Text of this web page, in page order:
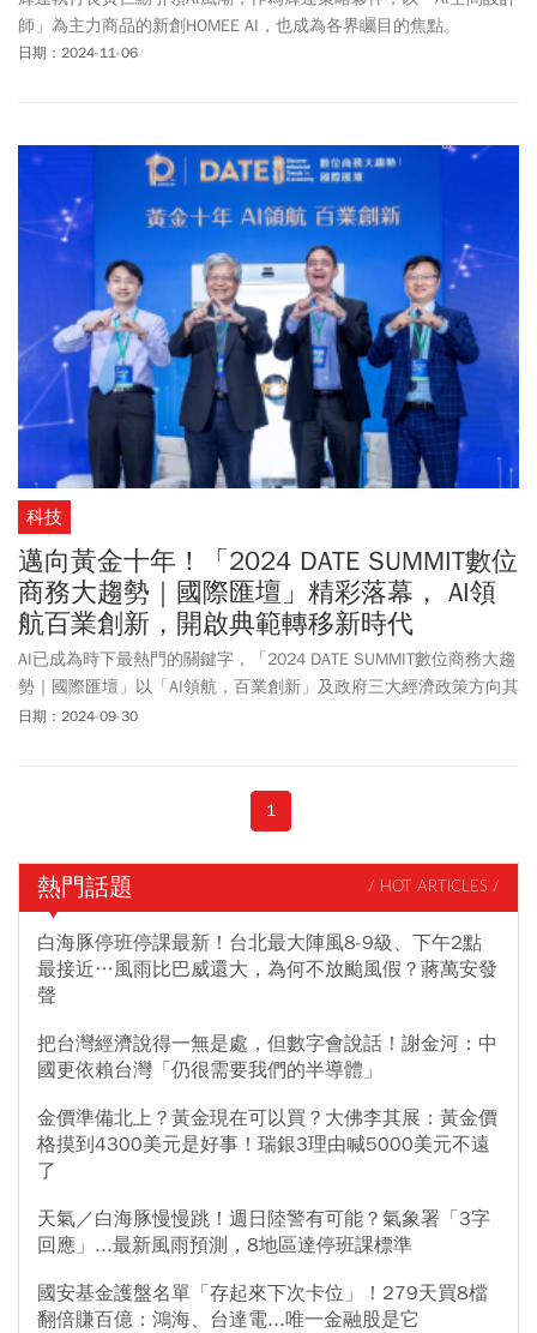
師」為主力商品的新創HOMEE AI，也成為各界矚目的焦點。
日期：2024-11-06
科技
邁向黃金十年！「2024 DATE SUMMIT數位
商務大趨勢｜國際匯壇」精彩落幕， AI領
航百業創新，開啟典範轉移新時代
AI已成為時下最熱門的關鍵字，「2024 DATE SUMMIT數位商務大趨
勢｜國際匯壇」以「AI領航，百業創新」及政府三大經濟政策方向其
中之「瞻前未來，智慧永續」及「布局全球，行銷全世界」為主
日期：2024-09-30
1
熱門話題 / HOT ARTICLES /
白海豚停班停課最新！台北最大陣風8-9級、下午2點
最接近…風雨比巴威還大，為何不放颱風假？蔣萬安發
聲
把台灣經濟說得一無是處，但數字會說話！謝金河：中
國更依賴台灣「仍很需要我們的半導體」
金價準備北上？黃金現在可以買？大佛李其展：黃金價
格摸到4300美元是好事！瑞銀3理由喊5000美元不遠
了
天氣／白海豚慢慢跳！週日陸警有可能？氣象署「3字
回應」...最新風雨預測，8地區達停班課標準
國安基金護盤名單「存起來下次卡位」！279天買8檔
翻倍賺百億：鴻海、台達電...唯一金融股是它